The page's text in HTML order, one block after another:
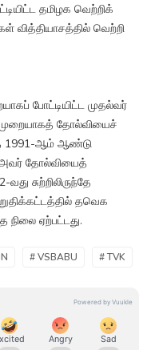
தமிழக வெற்றிக்
வித்தியாசத்தில் வெற்றி
போட்டியிட்ட முதல்வர்
தோல்வியைச்
1991-ஆம் ஆண்டு
அவர் தோல்வியைத்
சுற்றிலிருந்தே
தவெக
நிலை ஏற்பட்டது.
# VSBABU # TVK